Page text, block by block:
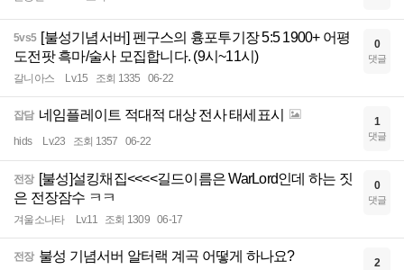
5vs5 [불성기념서버] 펜구스의 흉포투기장 5:5 1900+ 어평
도전팟 흑마/술사 모집합니다. (9시~11시)
갈니아스 Lv.15 조회 1335 06-22
0
댓글
잡담 네임플레이트 적대적 대상 전사 태세표시
hids Lv.23 조회 1357 06-22
1
댓글
전장 [불성]설킹채집<<<<길드이름은 WarLord인데 하는 짓
은 전장잠수 ㅋㅋ
겨울소나타 Lv.11 조회 1309 06-17
0
댓글
전장 불성 기념서버 알터랙 계곡 어떻게 하나요? 2